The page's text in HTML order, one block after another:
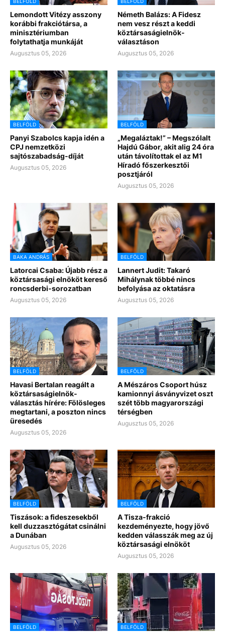
Lemondott Vitézy asszony
korábbi frakciótársa, a
minisztériumban
folytathatja munkáját
Augusztus 05, 2026
Németh Balázs: A Fidesz
nem vesz részt a keddi
köztársaságielnök-
választáson
Augusztus 05, 2026
BELFÖLD
Panyi Szabolcs kapja idén a
CPJ nemzetközi
sajtószabadság-díját
Augusztus 05, 2026
BELFÖLD
„Megaláztak!” – Megszólalt
Hajdú Gábor, akit alig 24 óra
után távolítottak el az M1
Híradó főszerkesztői
posztjáról
Augusztus 05, 2026
BAKA ANDRÁS
Latorcai Csaba: Újabb rész a
köztársasági elnököt kereső
roncsderbi-sorozatban
Augusztus 05, 2026
BELFÖLD
Lannert Judit: Takaró
Mihálynak többé nincs
befolyása az oktatásra
Augusztus 05, 2026
BELFÖLD
Havasi Bertalan reagált a
köztársaságielnök-
választás hírére: Fölösleges
megtartani, a poszton nincs
üresedés
Augusztus 05, 2026
BELFÖLD
A Mészáros Csoport húsz
kamionnyi ásványvizet oszt
szét több magyarországi
térségben
Augusztus 05, 2026
BELFÖLD
Tiszások: a fideszesekből
kell duzzasztógátat csinálni
a Dunában
Augusztus 05, 2026
BELFÖLD
A Tisza-frakció
kezdeményezte, hogy jövő
kedden válasszák meg az új
köztársasági elnököt
Augusztus 05, 2026
BELFÖLD BELFÖLD